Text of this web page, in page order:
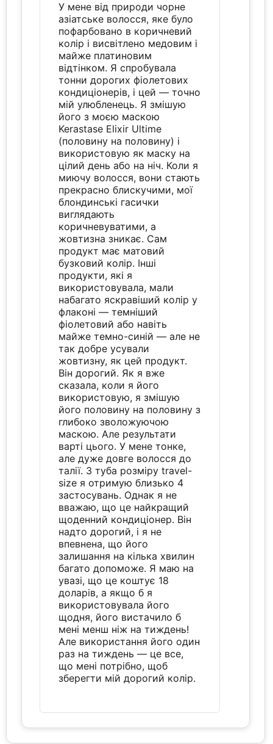
У мене від природи чорне
азіатське волосся, яке було
пофарбовано в коричневий
колір і висвітлено медовим і
майже платиновим
відтінком. Я спробувала
тонни дорогих фіолетових
кондиціонерів, і цей — точно
мій улюбленець. Я змішую
його з моєю маскою
Kerastase Elixir Ultime
(половину на половину) і
використовую як маску на
цілий день або на ніч. Коли я
миючу волосся, вони стають
прекрасно блискучими, мої
блондинські гасички
виглядають
коричневуватими, а
жовтизна зникає. Сам
продукт має матовий
бузковий колір. Інші
продукти, які я
використовувала, мали
набагато яскравіший колір у
флаконі — темніший
фіолетовий або навіть
майже темно-синій — але не
так добре усували
жовтизну, як цей продукт.
Він дорогий. Як я вже
сказала, коли я його
використовую, я змішую
його половину на половину з
глибоко зволожуючою
маскою. Але результати
варті цього. У мене тонке,
але дуже довге волосся до
талії. З туба розміру travel-
size я отримую близько 4
застосувань. Однак я не
вважаю, що це найкращий
щоденний кондиціонер. Він
надто дорогий, і я не
впевнена, що його
залишання на кілька хвилин
багато допоможе. Я маю на
увазі, що це коштує 18
доларів, а якщо б я
використовувала його
щодня, його вистачило б
мені менш ніж на тиждень!
Але використання його один
раз на тиждень — це все,
що мені потрібно, щоб
зберегти мій дорогий колір.